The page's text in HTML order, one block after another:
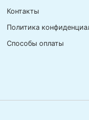
Контакты
Политика
Способы оплаты